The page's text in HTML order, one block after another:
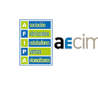
contenido